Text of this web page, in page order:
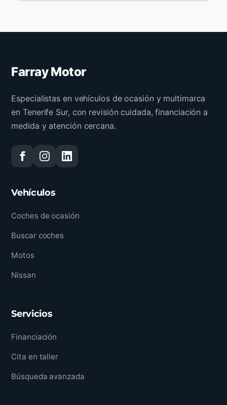
Farray Motor
Especialistas en vehículos de ocasión y multimarca
en Tenerife Sur, con revisión cuidada, financiación a
medida y atención cercana.
Vehículos
Coches de ocasión
Buscar coches
Motos
Nissan
Servicios
Financiación
Cita en taller
Búsqueda avanzada